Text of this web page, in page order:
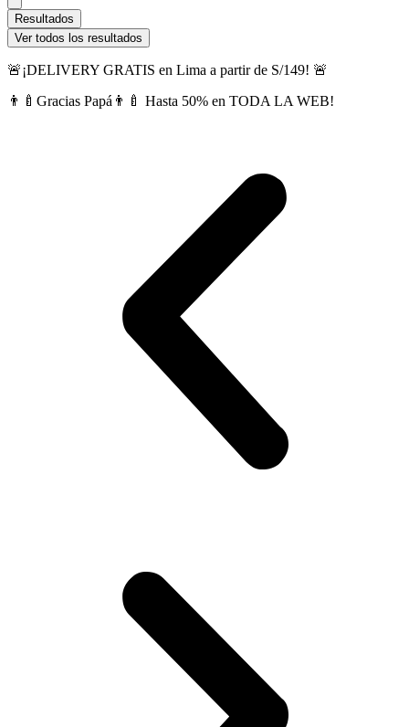
Resultados
Ver todos los resultados
🚨¡DELIVERY GRATIS en Lima a partir de S/149! 🚨
👨‍🍼Gracias Papá👨‍🍼 Hasta 50% en TODA LA WEB!